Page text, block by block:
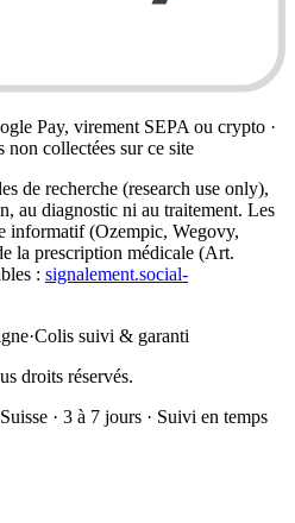
Pay, virement SEPA ou crypto ·
non collectées sur ce site
de recherche (research use only),
au diagnostic ni au traitement. Les
informatif (Ozempic, Wegovy,
la prescription médicale (Art.
: signalement.social-
·Colis suivi & garanti
droits réservés.
· 3 à 7 jours · Suivi en temps